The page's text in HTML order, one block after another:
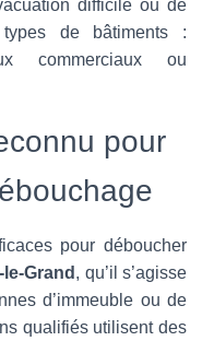
difficile ou de
de bâtiments :
commerciaux ou
pour
pour déboucher
Grand , qu’il s’agisse
d’immeuble ou de
qualifiés utilisent des